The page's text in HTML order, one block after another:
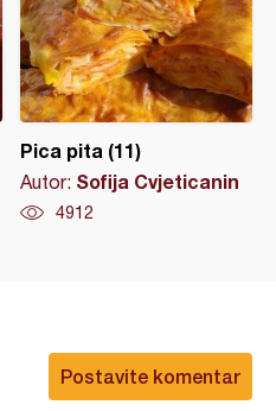
Pica pita (11)
Autor: Sofija Cvjeticanin
4912
Postavite komentar